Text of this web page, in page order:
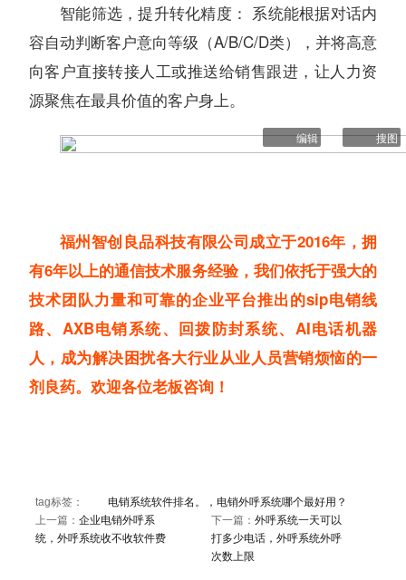
智能筛选，提升转化精度： 系统能根据对话内
容自动判断客户意向等级（A/B/C/D类），并将高意
向客户直接转接人工或推送给销售跟进，让人力资
源聚焦在最具价值的客户身上。
编辑 搜图
福州智创良品科技有限公司成立于2016年，拥
有6年以上的通信技术服务经验，我们依托于强大的
技术团队力量和可靠的企业平台推出的sip电销线
路、AXB电销系统、回拨防封系统、AI电话机器
人，成为解决困扰各大行业从业人员营销烦恼的一
剂良药。欢迎各位老板咨询！
tag标签： 电销系统软件排名。，电销外呼系统哪个最好用？
上一篇： 企业电销外呼系
统，外呼系统收不收软件费
下一篇： 外呼系统一天可以
打多少电话，外呼系统外呼
次数上限